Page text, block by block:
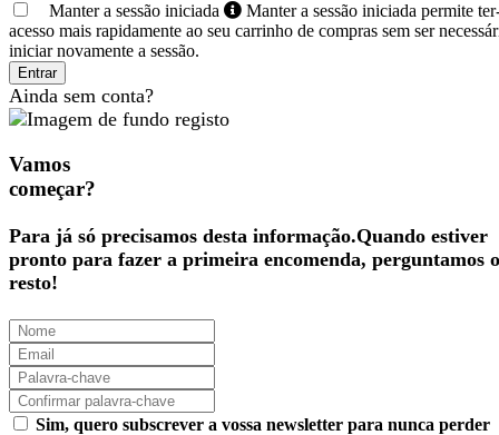
Manter a sessão iniciada
Manter a sessão iniciada permite
acesso mais rapidamente ao seu carrinho de compras sem ser
iniciar novamente a sessão.
Entrar
Ainda sem conta?
Vamos
começar?
Para já só precisamos desta informação.Quando estiver
pronto para fazer a primeira encomenda, perguntamos o
resto!
Sim, quero subscrever a vossa newsletter para nunca perder